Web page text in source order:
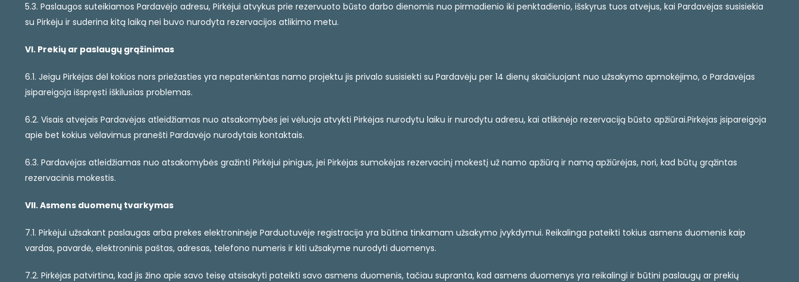
5.3. Paslaugos suteikiamos Pardavėjo adresu, Pirkėjui atvykus prie rezervuoto būsto darbo dienomis nuo pirmadienio iki penktadienio, išskyrus tuos atvejus, kai Pardavėjas susisiekia
su Pirkėju ir suderina kitą laiką nei buvo nurodyta rezervacijos atlikimo metu.
VI. Prekių ar paslaugų grąžinimas
6.1. Jeigu Pirkėjas dėl kokios nors priežasties yra nepatenkintas namo projektu jis privalo susisiekti su Pardavėju per 14 dienų skaičiuojant nuo užsakymo apmokėjimo, o Pardavėjas
įsipareigoja išspręsti iškilusias problemas.
6.2. Visais atvejais Pardavėjas atleidžiamas nuo atsakomybės jei vėluoja atvykti Pirkėjas nurodytu laiku ir nurodytu adresu, kai atlikinėjo rezervaciją būsto apžiūrai.Pirkėjas įsipareigoja
apie bet kokius vėlavimus pranešti Pardavėjo nurodytais kontaktais.
6.3. Pardavėjas atleidžiamas nuo atsakomybės gražinti Pirkėjui pinigus, jei Pirkėjas sumokėjas rezervacinį mokestį už namo apžiūrą ir namą apžiūrėjas, nori, kad būtų grąžintas
rezervacinis mokestis.
VII. Asmens duomenų tvarkymas
7.1. Pirkėjui užsakant paslaugas arba prekes elektroninėje Parduotuvėje registracija yra būtina tinkamam užsakymo įvykdymui. Reikalinga pateikti tokius asmens duomenis kaip
vardas, pavardė, elektroninis paštas, adresas, telefono numeris ir kiti užsakyme nurodyti duomenys.
7.2. Pirkėjas patvirtina, kad jis žino apie savo teisę atsisakyti pateikti savo asmens duomenis, tačiau supranta, kad asmens duomenys yra reikalingi ir būtini paslaugų ar prekių